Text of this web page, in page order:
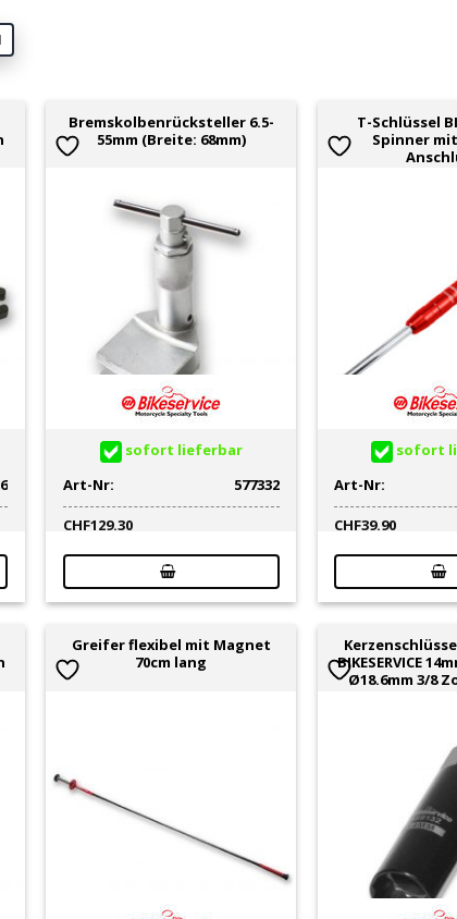
Bremskolbenrücksteller 6.5-
55mm (Breite: 68mm)
sofort lieferbar
Art-Nr:
577332
CHF129.30
T-Schlüssel
Spinner
sofort
Art-Nr:
CHF39.90
Greifer flexibel mit Magnet
70cm lang
BIKESERVICE
Ø18.6mm 3/8